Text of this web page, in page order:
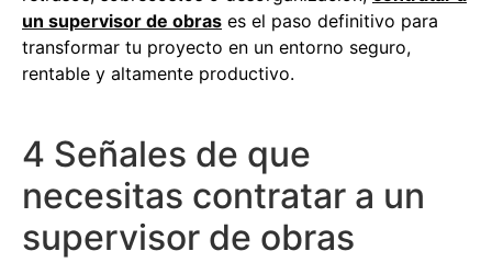
un supervisor de obras es el paso definitivo para
transformar tu proyecto en un entorno seguro,
rentable y altamente productivo.
4 Señales de que
necesitas contratar a un
supervisor de obras